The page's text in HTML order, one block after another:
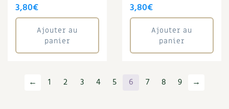
3,80€
Ajouter au
panier
3,80€
Ajouter au
panier
← 1 2 3 4 5 6 7 8 9 →